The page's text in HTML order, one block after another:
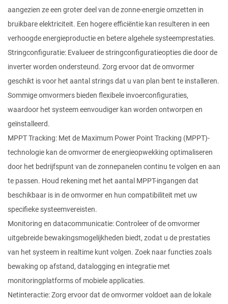
aangezien ze een groter deel van de zonne-energie omzetten in
bruikbare elektriciteit. Een hogere efficiëntie kan resulteren in een
verhoogde energieproductie en betere algehele systeemprestaties.
Stringconfiguratie: Evalueer de stringconfiguratieopties die door de
inverter worden ondersteund. Zorg ervoor dat de omvormer
geschikt is voor het aantal strings dat u van plan bent te installeren.
Sommige omvormers bieden flexibele invoerconfiguraties,
waardoor het systeem eenvoudiger kan worden ontworpen en
geïnstalleerd.
MPPT Tracking: Met de Maximum Power Point Tracking (MPPT)-
technologie kan de omvormer de energieopwekking optimaliseren
door het bedrijfspunt van de zonnepanelen continu te volgen en aan
te passen. Houd rekening met het aantal MPPT-ingangen dat
beschikbaar is in de omvormer en hun compatibiliteit met uw
specifieke systeemvereisten.
Monitoring en datacommunicatie: Controleer of de omvormer
uitgebreide bewakingsmogelijkheden biedt, zodat u de prestaties
van het systeem in realtime kunt volgen. Zoek naar functies zoals
bewaking op afstand, datalogging en integratie met
monitoringplatforms of mobiele applicaties.
Netinteractie: Zorg ervoor dat de omvormer voldoet aan de lokale